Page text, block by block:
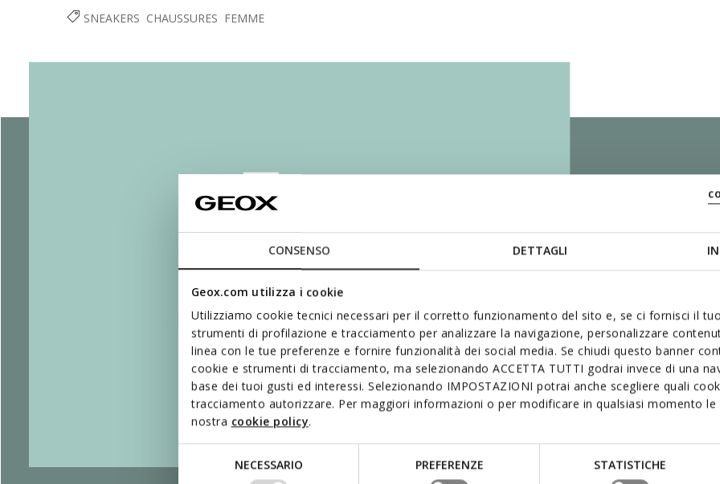
CONSENSO DETTAGLI
Geox.com utilizza i cookie
Utilizziamo cookie tecnici necessari per il corretto funzionamento del sito e, se ci fornisci il
strumenti di profilazione e tracciamento per analizzare la navigazione, personalizzare
linea con le tue preferenze e fornire funzionalità dei social media. Se chiudi questo banner
cookie e strumenti di tracciamento, ma selezionando ACCETTA TUTTI godrai invece di una
base dei tuoi gusti ed interessi. Selezionando IMPOSTAZIONI potrai anche scegliere quali
tracciamento autorizzare. Per maggiori informazioni o per modificare in qualsiasi momento
nostra cookie policy.
del
NECESSARIO PREFERENZE STATISTICHE
SNEAKERS CHAUSSURES FEMME
flexibilité
la pression du
assurant une